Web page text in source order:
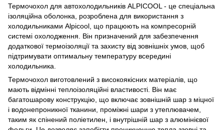
Термочохол для автохолодильників ALPICOOL - це спеціальна
ізоляційна оболонка, розроблена для використання з
холодильниками Alpicool, що працюють на компресорній
системі охолодження. Він призначений для забезпечення
додаткової термоізоляції та захисту від зовнішніх умов, щоб
підтримувати оптимальну температуру всередині
холодильника.
Термочохол виготовлений з високоякісних матеріалів, що
мають відмінні теплоізоляційні властивості. Він має
багатошарову конструкцію, що включає зовнішній шар з міцної
і водонепроникної тканини, проміжні шари з утеплювачем,
таким як спінений поліетилен, і внутрішній шар з алюмінієвої